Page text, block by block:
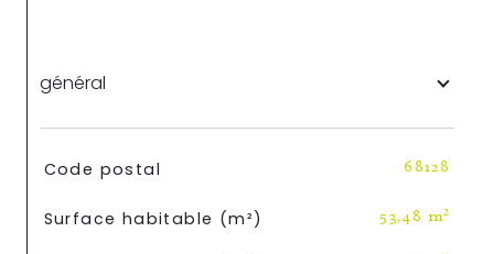
général
TRAD_SIROCCO_Caracteristique
Code postal 68128
Surface habitable (m²) 53,48 m²